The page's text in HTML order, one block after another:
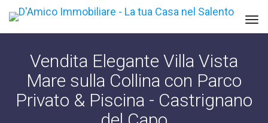
Vendita Elegante Villa Vista
Mare sulla Collina con Parco
Privato & Piscina - Castrignano